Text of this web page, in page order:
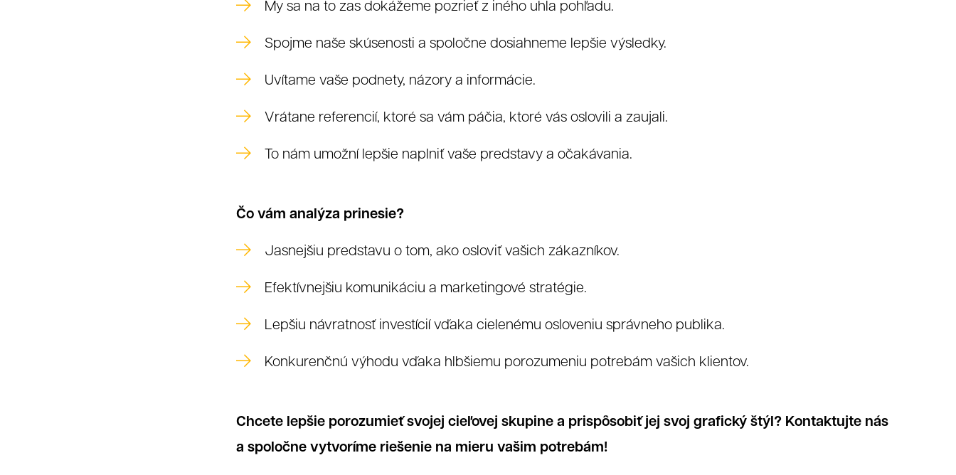
Grafika Weby
Klienti
My sa na to zas dokážeme pozrieť z iného uhla pohľadu.
Spojme naše skúsenosti a spoločne dosiahneme lepšie výsledky.
Uvítame vaše podnety, názory a informácie.
Vrátane referencií, ktoré sa vám páčia, ktoré vás oslovili a zaujali.
To nám umožní lepšie naplniť vaše predstavy a očakávania.
Čo vám analýza prinesie?
Jasnejšiu predstavu o tom, ako osloviť vašich zákazníkov.
Efektívnejšiu komunikáciu a marketingové stratégie.
Lepšiu návratnosť investícií vďaka cielenému osloveniu správneho publika.
Konkurenčnú výhodu vďaka hlbšiemu porozumeniu potrebám vašich klientov.
Chcete lepšie porozumieť svojej cieľovej skupine a prispôsobiť jej svoj grafický štýl? Kontaktujte nás
a spoločne vytvoríme riešenie na mieru vašim potrebám!